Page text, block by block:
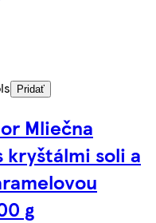
Pridať
Mliečna
kryštálmi soli a
g